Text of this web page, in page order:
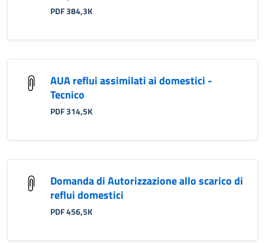
PDF 384,3K
AUA reflui assimilati ai domestici -
Tecnico
PDF 314,5K
Domanda di Autorizzazione allo scarico di
reflui domestici
PDF 456,5K